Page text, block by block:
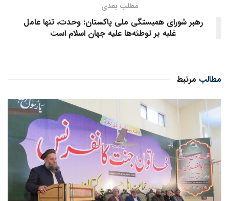
مطلب بعدی
رهبر شورای همبستگی ملی پاکستان: وحدت، تنها عامل
غلبه بر توطئه‌ها علیه جهان اسلام است
مرتبط مطالب